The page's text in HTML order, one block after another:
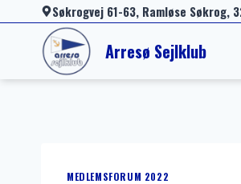
Søkrogvej 61-63, Ramløse Søkrog,
Arresø Sejlklub
MEDLEMSFORUM 2022